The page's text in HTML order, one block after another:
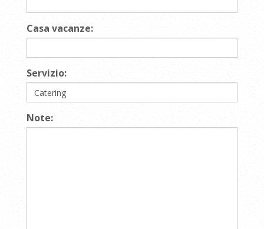
Casa vacanze:
Servizio:
Note: